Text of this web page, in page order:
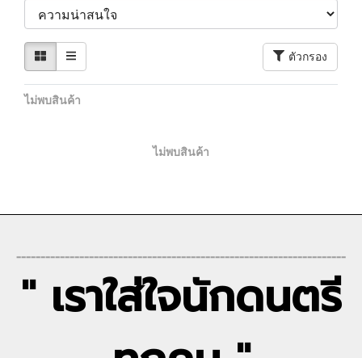
ตัวกรอง
ไม่พบสินค้า
ไม่พบสินค้า
--------------------------------------------------------------------
" เราใส่ใจนักดนตรี